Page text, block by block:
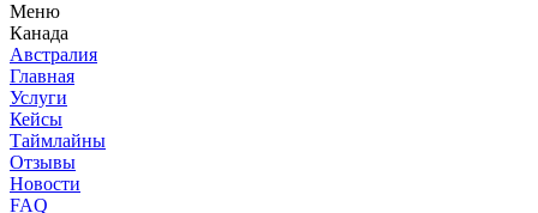
Меню
Канада
Австралия
Главная
Услуги
Кейсы
Таймлайны
Отзывы
Новости
FAQ